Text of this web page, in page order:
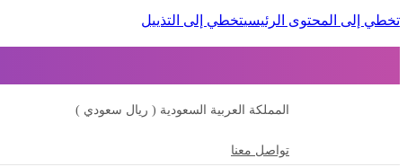
تخطي إلى المحتوى الرئيسيتخطي إلى التذييل
المملكة العربية السعودية ( ريال سعودي )
تواصل معنا